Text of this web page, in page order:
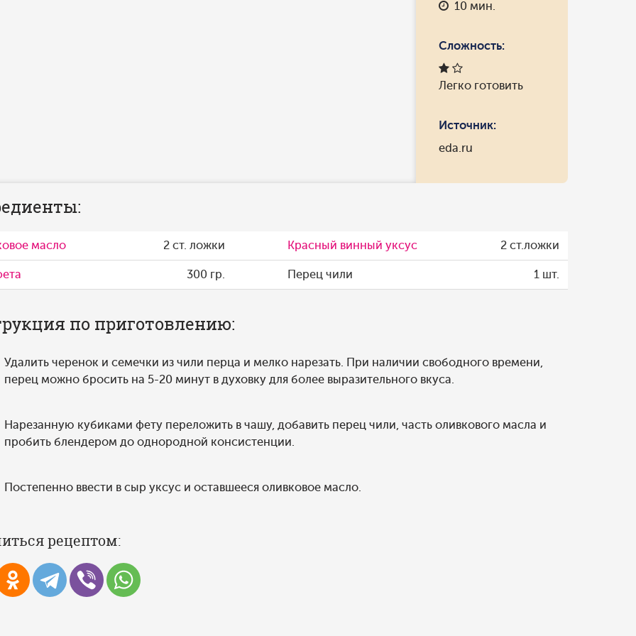
10 мин.
Сложность:
Легко готовить
Источник:
eda.ru
масло 2 ст. ложки Красный винный уксус 2 ст.ложки
300 гр. Перец чили 1 шт.
по приготовлению:
Удалить черенок и семечки из чили перца и мелко нарезать. При наличии свободного времени,
перец можно бросить на 5-20 минут в духовку для более выразительного вкуса.
Нарезанную кубиками фету переложить в чашу, добавить перец чили, часть оливкового масла и
пробить блендером до однородной консистенции.
Постепенно ввести в сыр уксус и оставшееся оливковое масло.
рецептом: